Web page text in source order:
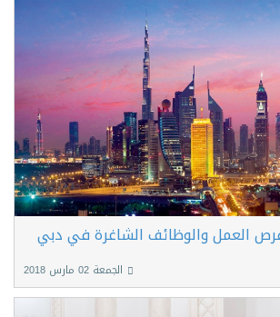
العمل والوظائف الشاغرة في دبي
الجمعة 02 مارس 2018